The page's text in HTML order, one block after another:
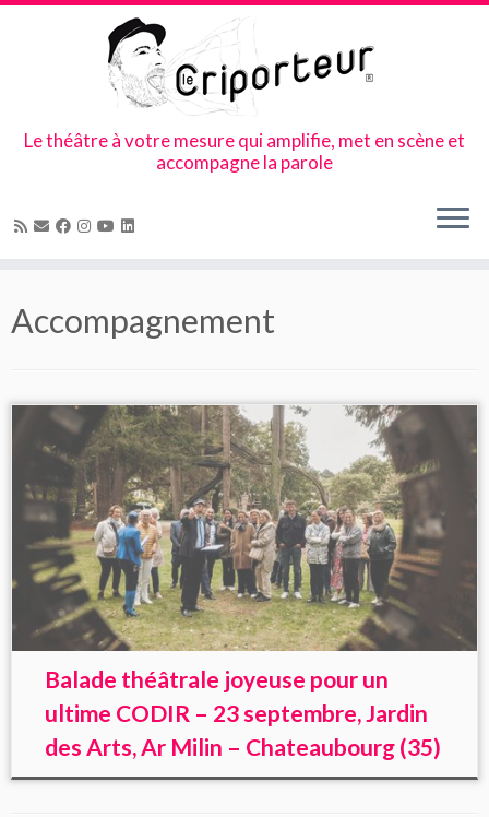
content
Le théâtre à votre mesure qui amplifie, met en scène et
accompagne la parole
Accompagnement
Balade théâtrale joyeuse pour un
ultime CODIR – 23 septembre, Jardin
des Arts, Ar Milin – Chateaubourg (35)